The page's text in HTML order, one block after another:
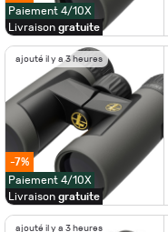
Paiement 4/10X
Livraison gratuite
ajouté il y a 3 heures
-7%
Paiement 4/10X
Livraison gratuite
ajouté il y a 3 heures